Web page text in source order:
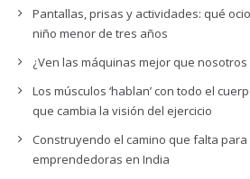
Pantallas, prisas y actividades: qué
niño menor de tres años
¿Ven las máquinas mejor que
Los músculos ‘hablan’ con todo el
que cambia la visión del ejercicio
Construyendo el camino que falta
emprendedoras en India